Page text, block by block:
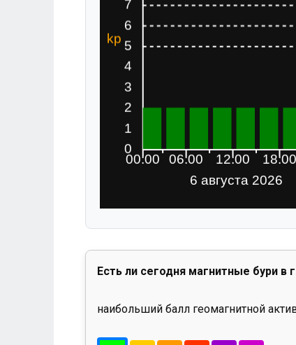
Есть ли сегодня магнитные бури в
наибольший балл геомагнитной